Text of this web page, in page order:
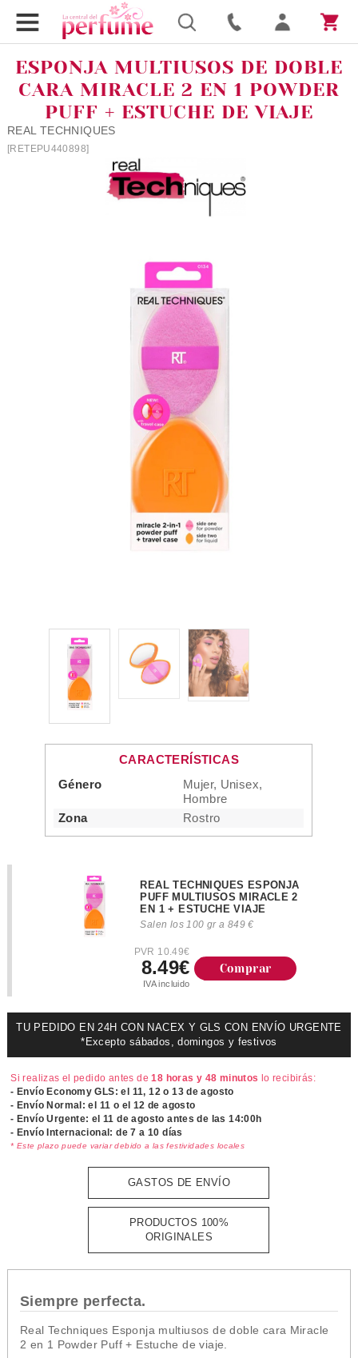
ESPONJA MULTIUSOS DE DOBLE
CARA MIRACLE 2 EN 1 POWDER
PUFF + ESTUCHE DE VIAJE
REAL TECHNIQUES
[RETEPU440898]
CARACTERÍSTICAS
Género
Mujer, Unisex,
Hombre
Zona
Rostro
REAL TECHNIQUES ESPONJA
PUFF MULTIUSOS MIRACLE 2
EN 1 + ESTUCHE VIAJE
Salen los 100 gr a 849 €
PVR 10.49€
8.49€
IVA incluido
Comprar
TU PEDIDO EN 24H CON NACEX Y GLS CON ENVÍO URGENTE
*Excepto sábados, domingos y festivos
Si realizas el pedido antes de18 horas y 48 minutos lo recibirás:
- Envío Economy GLS: el 11, 12 o 13 de agosto
- Envío Normal: el 11 o el 12 de agosto
- Envío Urgente: el11 de agosto antes de las 14:00h
- Envío Internacional: de 7 a 10 días
* Este plazo puede variar debido a las festividades locales
GASTOS DE ENVÍO
PRODUCTOS 100%
ORIGINALES
Siempre perfecta.
Real Techniques Esponja multiusos de doble cara Miracle
2 en 1 Powder Puff + Estuche de viaje.